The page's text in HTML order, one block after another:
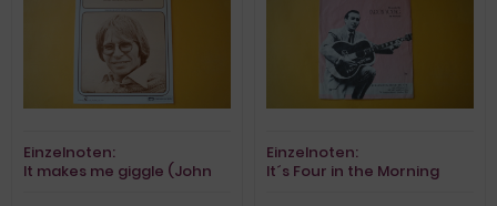
Einzelnoten:
It makes me giggle (John
Einzelnoten:
It´s Four in the Morning